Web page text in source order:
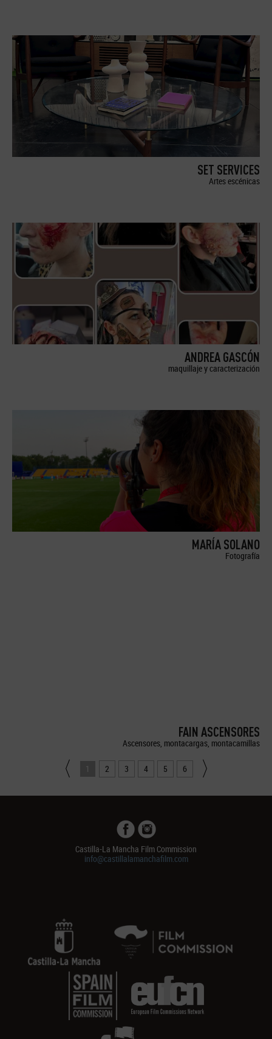
SET SERVICES
Artes escénicas
ANDREA GASCÓN
maquillaje y caracterización
MARÍA SOLANO
Fotografía
FAIN ASCENSORES
Ascensores, montacargas, montacamillas
1 2 3 4 5 6
Castilla-La Mancha Film Commission
info@castillalamanchafilm.com